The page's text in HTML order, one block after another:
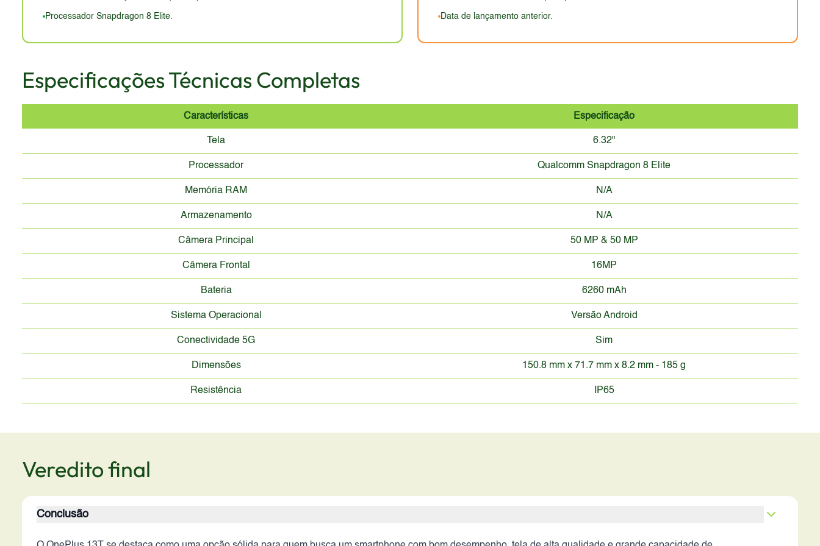
Processador Snapdragon 8 Elite. Data de lançamento anterior.
Especificações Técnicas Completas
Características Especificação
Tela 6.32"
Processador Qualcomm Snapdragon 8 Elite
Memória RAM N/A
Armazenamento N/A
Câmera Principal 50 MP & 50 MP
Câmera Frontal 16MP
Bateria 6260 mAh
Sistema Operacional Versão Android
Conectividade 5G Sim
Dimensões 150.8 mm x 71.7 mm x 8.2 mm - 185 g
Resistência IP65
Veredito final
Conclusão